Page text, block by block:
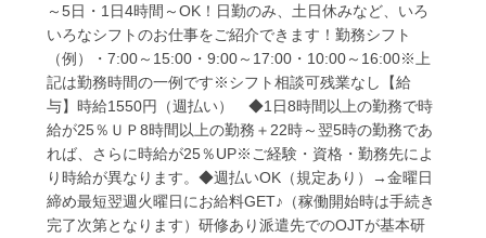
～5日・1日4時間～OK！日勤のみ、土日休みなど、いろ
いろなシフトのお仕事をご紹介できます！勤務シフト
（例）・7:00～15:00・9:00～17:00・10:00～16:00※上
記は勤務時間の一例です※シフト相談可残業なし【給
与】時給1550円（週払い） ◆1日8時間以上の勤務で時
給が25％ＵＰ8時間以上の勤務＋22時～翌5時の勤務であ
れば、さらに時給が25％UP※ご経験・資格・勤務先によ
り時給が異なります。◆週払いOK（規定あり）→金曜日
締め最短翌週火曜日にお給料GET♪（稼働開始時は手続き
完了次第となります）研修あり派遣先でのOJTが基本研